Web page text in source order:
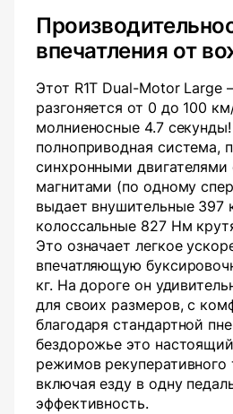
впечатления от
Этот R1T Dual-Motor
разгоняется от 0 до 100
молниеносные 4.7
полноприводная система,
синхронными
магнитами (по одному
выдает внушительные 397
колоссальные 827 Нм
Это означает легкое
впечатляющую
кг. На дороге он
для своих размеров, с
благодаря стандартной
бездорожье это
режимов
включая езду в одну
эффективность.